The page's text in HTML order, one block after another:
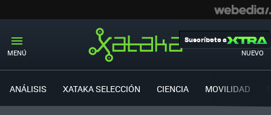
MENÚ NUEVO
Suscríbete a
ANÁLISIS XATAKA SELECCIÓN CIENCIA MOVILIDAD